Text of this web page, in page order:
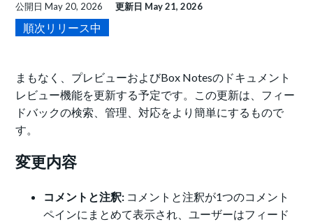
公開日May 20, 2026 更新日 May 21, 2026
順次リリース中
まもなく、プレビューおよびBox Notesのドキュメント
レビュー機能を更新する予定です。この更新は、フィー
ドバックの検索、管理、対応をより簡単にするもので
す。
変更内容
コメントと注釈: コメントと注釈が1つのコメント
ペインにまとめて表示され、ユーザーはフィード